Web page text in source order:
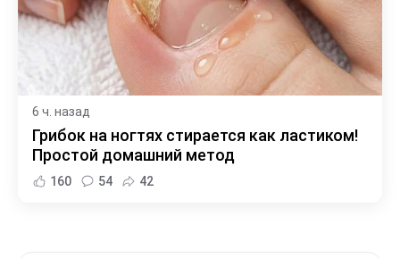
6 ч. назад
Грибок на ногтях стирается как ластиком!
Простой домашний метод
160 54 42